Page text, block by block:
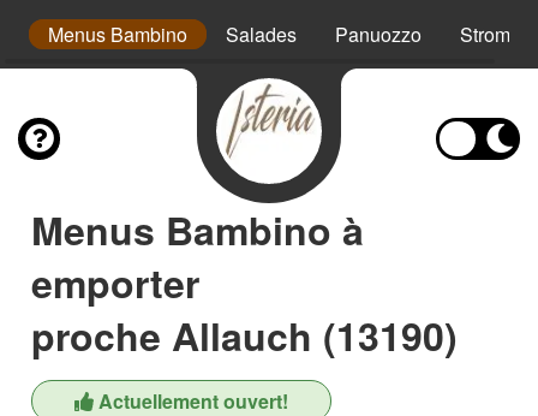
Menus Bambino Salades Panuozzo
Menus Bambino à
emporter
proche Allauch (13190)
Actuellement ouvert!